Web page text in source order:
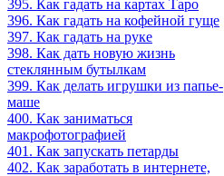
395. Как гадать на картах Таро
396. Как гадать на кофейной гуще
397. Как гадать на руке
398. Как дать новую жизнь
стеклянным бутылкам
399. Как делать игрушки из папье-
маше
400. Как заниматься
макрофотографией
401. Как запускать петарды
402. Как заработать в интернете,